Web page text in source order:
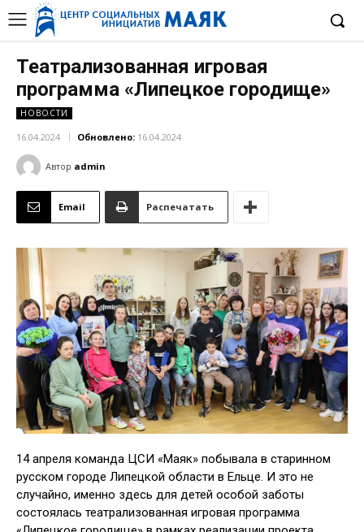
Театрализованная игровая
программа «Липецкое городище»
НОВОСТИ
16.04.2024 Обновлено: 16.04.2024
Автор admin
Email Распечатать
14 апреля команда ЦСИ «Маяк» побывала в старинном
русском городе Липецкой области в Ельце. И это не
случайно, именно здесь для детей особой заботы
состоялась театрализованная игровая программа